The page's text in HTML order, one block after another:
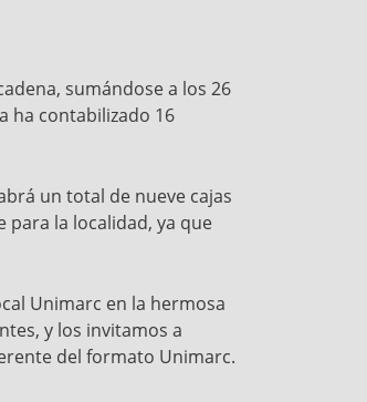
sumándose a los 26
ha contabilizado 16
un total de nueve cajas
para la localidad, ya que
Unimarc en la hermosa
y los invitamos a
del formato Unimarc.